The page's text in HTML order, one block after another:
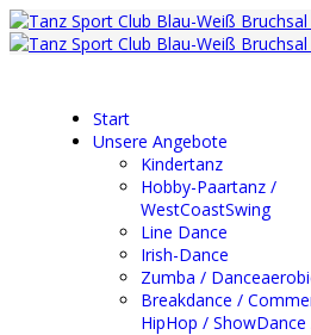
Start
Unsere Angebote
Kindertanz
Hobby-Paartanz /
WestCoastSwing
Line Dance
Irish-Dance
Zumba /
Breakdance /
HipHop / ShowDance